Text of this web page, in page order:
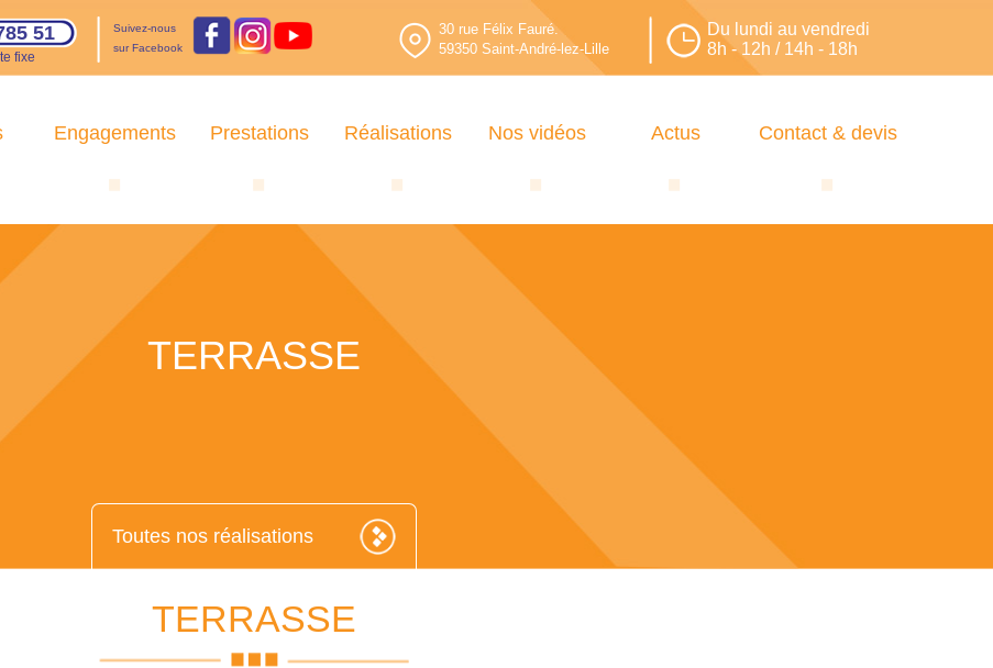
51
fixe
Suivez-nous
sur Facebook
30 rue Félix Fauré.
59350 Saint-André-lez-Lille
Du lundi au vendredi
8h - 12h / 14h - 18h
Engagements Prestations Réalisations Nos vidéos Actus Contact & devis
TERRASSE
Toutes nos réalisations
TERRASSE